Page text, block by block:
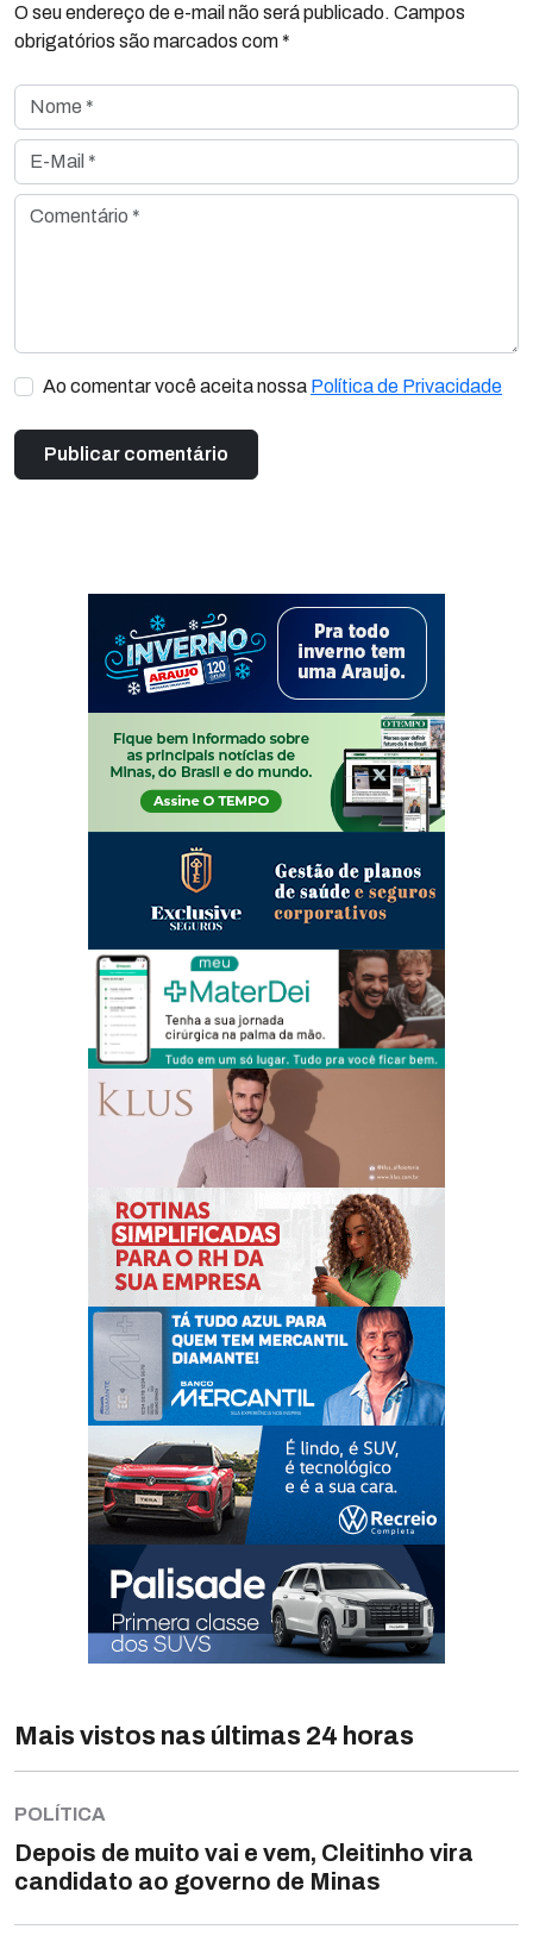
O seu endereço de e-mail não será publicado. Campos
obrigatórios são marcados com *
Nome *
E-Mail *
Comentário *
Ao comentar você aceita nossa Política de Privacidade
Mais vistos nas últimas 24 horas
POLÍTICA
Depois de muito vai e vem, Cleitinho vira
candidato ao governo de Minas